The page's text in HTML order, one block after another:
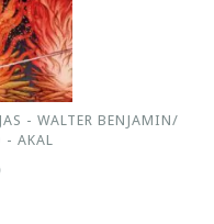
- WALTER BENJAMIN/
- AKAL